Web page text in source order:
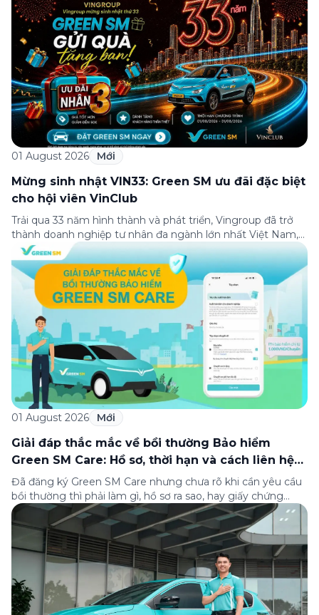
01 August 2026 Mới
Mừng sinh nhật VIN33: Green SM ưu đãi đặc biệt
cho hội viên VinClub
Trải qua 33 năm hình thành và phát triển, Vingroup đã trở
thành doanh nghiệp tư nhân đa ngành lớn nhất Việt Nam,
lọt Top 30 doanh nghiệp lớn nhất Đông Nam Á theo bảng
xếp hạng của Tạp chí Fortune (Mỹ). Nhân kỷ niệm 33 năm
thành lập (8/8/1993 đến 8/8/2026), Green SM trân […]
01 August 2026 Mới
Giải đáp thắc mắc về bồi thường Bảo hiểm
Green SM Care: Hồ sơ, thời hạn và cách liên hệ
hỗ trợ
Đã đăng ký Green SM Care nhưng chưa rõ khi cần yêu cầu
bồi thường thì phải làm gì, hồ sơ ra sao, hay giấy chứng
nhận bảo hiểm tìm ở đâu? Bài viết này tổng hợp đầy đủ các
câu hỏi thường gặp nhất về quy trình bồi thường và hỗ trợ
của Green […]